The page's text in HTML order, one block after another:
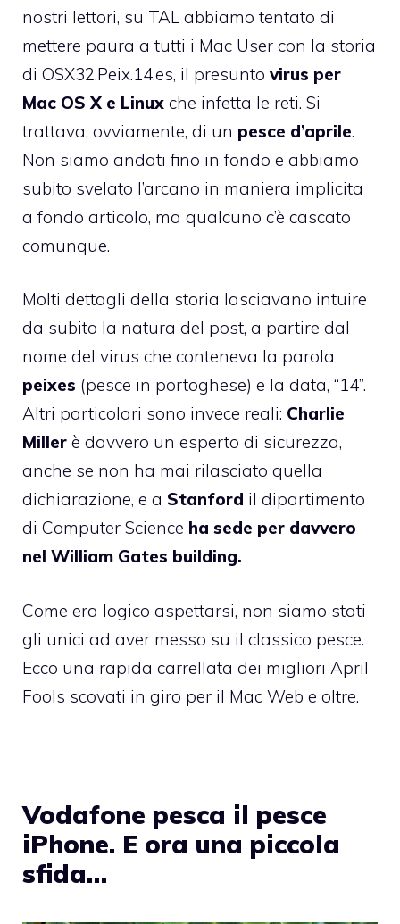
nostri lettori, su TAL abbiamo tentato di
mettere paura a tutti i Mac User con la storia
di OSX32.Peix.14.es, il presunto virus per
Mac OS X e Linux che infetta le reti. Si
trattava, ovviamente, di un pesce d’aprile.
Non siamo andati fino in fondo e abbiamo
subito svelato l’arcano in maniera implicita
a fondo articolo, ma qualcuno c’è cascato
comunque.
Molti dettagli della storia lasciavano intuire
da subito la natura del post, a partire dal
nome del virus che conteneva la parola
peixes (pesce in portoghese) e la data, “14”.
Altri particolari sono invece reali: Charlie
Miller è davvero un esperto di sicurezza,
anche se non ha mai rilasciato quella
dichiarazione, e a Stanford il dipartimento
di Computer Science ha sede per davvero
nel William Gates building.
Come era logico aspettarsi, non siamo stati
gli unici ad aver messo su il classico pesce.
Ecco una rapida carrellata dei migliori April
Fools scovati in giro per il Mac Web e oltre.
Vodafone pesca il pesce
iPhone. E ora una piccola
sfida…